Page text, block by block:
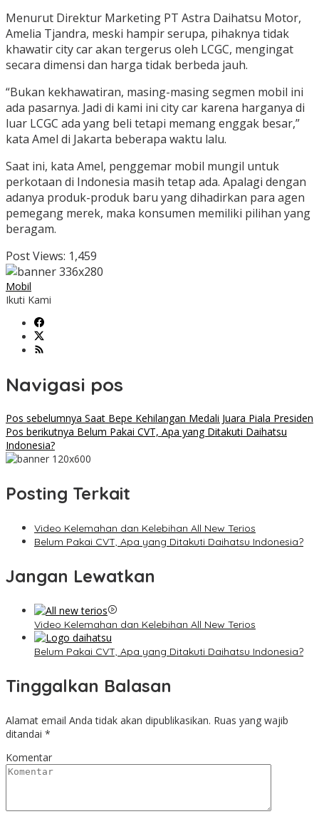
Menurut Direktur Marketing PT Astra Daihatsu Motor,
Amelia Tjandra, meski hampir serupa, pihaknya tidak
khawatir city car akan tergerus oleh LCGC, mengingat
secara dimensi dan harga tidak berbeda jauh.
“Bukan kekhawatiran, masing-masing segmen mobil ini
ada pasarnya. Jadi di kami ini city car karena harganya di
luar LCGC ada yang beli tetapi memang enggak besar,”
kata Amel di Jakarta beberapa waktu lalu.
Saat ini, kata Amel, penggemar mobil mungil untuk
perkotaan di Indonesia masih tetap ada. Apalagi dengan
adanya produk-produk baru yang dihadirkan para agen
pemegang merek, maka konsumen memiliki pilihan yang
beragam.
Post Views: 1,459
Mobil
Ikuti Kami
Navigasi pos
Pos sebelumnya Saat Bepe Kehilangan Medali Juara Piala Presiden
Pos berikutnya Belum Pakai CVT, Apa yang Ditakuti Daihatsu
Indonesia?
Posting Terkait
Video Kelemahan dan Kelebihan All New Terios
Belum Pakai CVT, Apa yang Ditakuti Daihatsu Indonesia?
Jangan Lewatkan
Video Kelemahan dan Kelebihan All New Terios
Belum Pakai CVT, Apa yang Ditakuti Daihatsu Indonesia?
Tinggalkan Balasan
Alamat email Anda tidak akan dipublikasikan. Ruas yang wajib
ditandai *
Komentar